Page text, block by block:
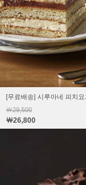
[무료배송] 시루아네 피치
￦29,500
￦26,800